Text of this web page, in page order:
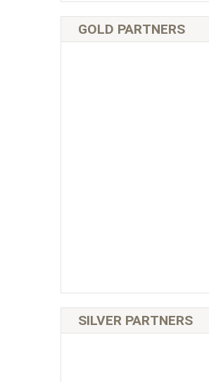
GOLD PARTNERS
SILVER PARTNERS